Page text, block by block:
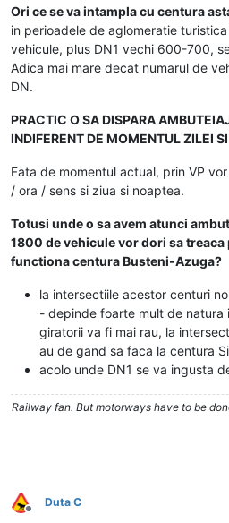
Ori ce se va intampla cu centura
in perioadele de aglomeratie
vehicule, plus DN1 vechi 600-700,
Adica mai mare decat numarul de
DN.
PRACTIC O SA DISPARA
INDIFERENT DE MOMENTUL ZILEI
Fata de momentul actual, prin VP
/ ora / sens si ziua si noaptea.
Totusi unde o sa avem atunci
1800 de vehicule vor dori sa treaca
functiona centura Busteni-Azuga?
la intersectiile acestor centuri
- depinde foarte mult de natura
giratorii va fi mai rau, la
au de gand sa faca la centura
acolo unde DN1 se va ingusta
Railway fan. But motorways have to be
Deconectat
Duta C